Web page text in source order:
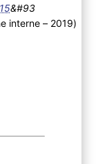
&#93
interne – 2019)